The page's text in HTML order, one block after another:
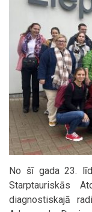
No šī gada 23.
Starptauriskās
diagnostiskajā